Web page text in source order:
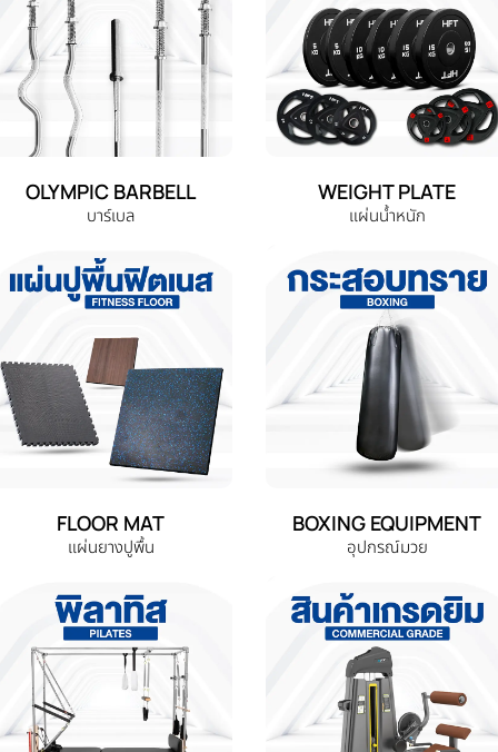
OLYMPIC BARBELL
บาร์เบล
WEIGHT PLATE
แผ่นน้ำหนัก
FLOOR MAT
แผ่นยางปูพื้น
BOXING EQUIPMENT
อุปกรณ์มวย